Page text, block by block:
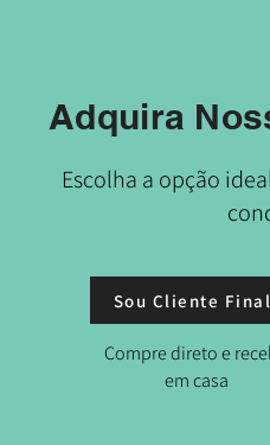
Adquira
Escolha a opção
Sou Cliente Final
Compre direto e
em casa